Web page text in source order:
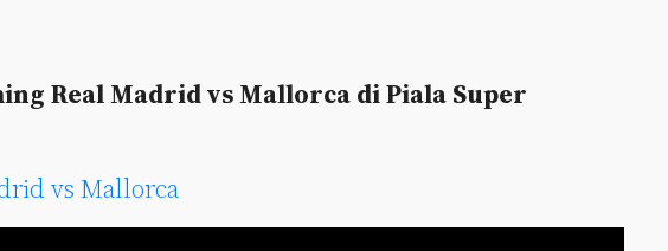
Real Madrid vs Mallorca di Piala Super
vs Mallorca